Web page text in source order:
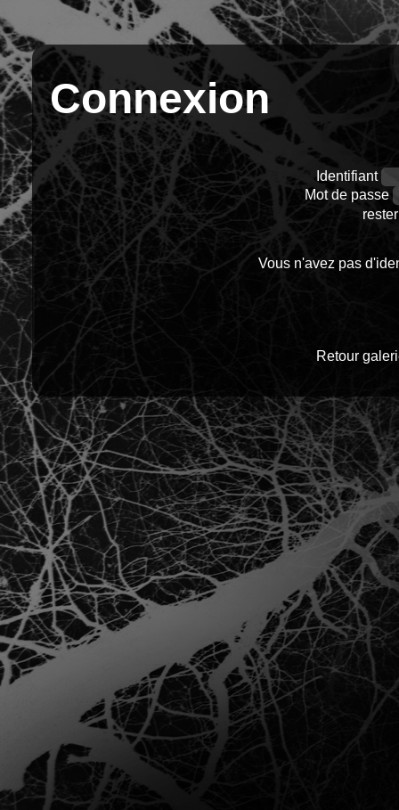
Connexion
Identifiant
Mot de passe
Vous n'avez pas
Retour